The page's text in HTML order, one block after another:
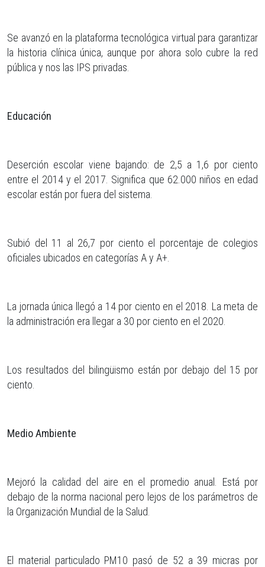
Se avanzó en la plataforma tecnológica virtual para garantizar
la historia clínica única, aunque por ahora solo cubre la red
pública y nos las IPS privadas.
Educación
Deserción escolar viene bajando: de 2,5 a 1,6 por ciento
entre el 2014 y el 2017. Significa que 62.000 niños en edad
escolar están por fuera del sistema.
Subió del 11 al 26,7 por ciento el porcentaje de colegios
oficiales ubicados en categorías A y A+.
La jornada única llegó a 14 por ciento en el 2018. La meta de
la administración era llegar a 30 por ciento en el 2020.
Los resultados del bilingüismo están por debajo del 15 por
ciento.
Medio Ambiente
Mejoró la calidad del aire en el promedio anual. Está por
debajo de la norma nacional pero lejos de los parámetros de
la Organización Mundial de la Salud.
El material particulado PM10 pasó de 52 a 39 micras por